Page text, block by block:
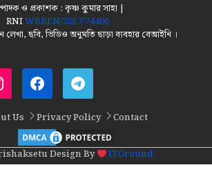
ও প্রকাশক : কৃষ্ণ কুমার সাহা |
RNIWBBEN/2017/74406
ছবি, ভিডিও অনুমতি ছাড়া ব্যবহার বেআইনি ।
Us Privacy Policy Contact
Design By ITGround